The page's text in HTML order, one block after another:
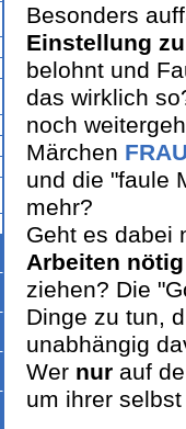
Besonders
Einstellung
belohnt und
das wirklich
noch
Märchen
und die "faule
mehr?
Geht es dabei
Arbeiten
ziehen? Die
Dinge zu tun,
unabhängig
Wer nur auf
um ihrer